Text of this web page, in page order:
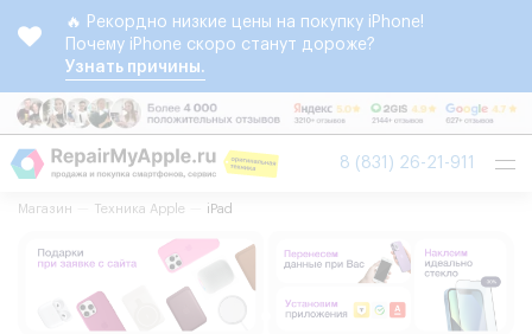
🔥 Рекордно низкие цены на покупку iPhone!
Почему iPhone скоро станут дороже?
Узнать причины.
8 (831) 26-21-911
Магазин Техника Apple iPad